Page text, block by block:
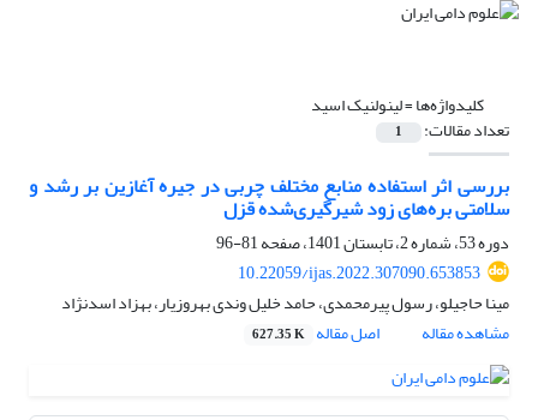
کلیدواژه‌ها =لینولنیک اسید
تعداد مقالات: 1
بررسی اثر استفاده منابع مختلف چربی در جیره آغازین بر رشد و
سلامتی بره‌های زود شیرگیری‌شده ‏قزل
دوره 53، شماره 2، تابستان 1401، صفحه
81-96
10.22059/ijas.2022.307090.653853
مینا حاجیلو، رسول پیرمحمدی، حامد خلیل وندی بهروزیار، بهزاد اسدنژاد
مشاهده مقاله
اصل مقاله 627.35 K